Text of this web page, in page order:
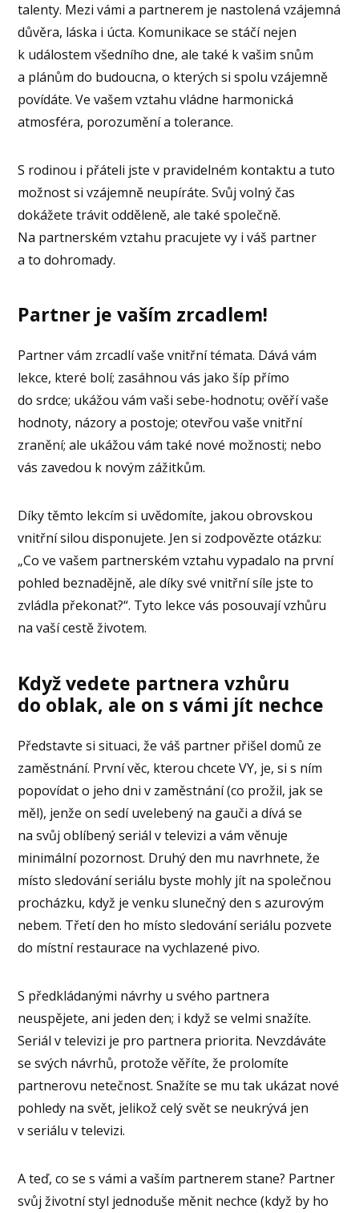
talenty. Mezi vámi a partnerem je nastolená vzájemná
důvěra, láska i úcta. Komunikace se stáčí nejen
k událostem všedního dne, ale také k vašim snům
a plánům do budoucna, o kterých si spolu vzájemně
povídáte. Ve vašem vztahu vládne harmonická
atmosféra, porozumění a tolerance.
S rodinou i přáteli jste v pravidelném kontaktu a tuto
možnost si vzájemně neupíráte. Svůj volný čas
dokážete trávit odděleně, ale také společně.
Na partnerském vztahu pracujete vy i váš partner
a to dohromady.
Partner je vaším zrcadlem!
Partner vám zrcadlí vaše vnitřní témata. Dává vám
lekce, které bolí; zasáhnou vás jako šíp přímo
do srdce; ukážou vám vaši sebe-hodnotu; ověří vaše
hodnoty, názory a postoje; otevřou vaše vnitřní
zranění; ale ukážou vám také nové možnosti; nebo
vás zavedou k novým zážitkům.
Díky těmto lekcím si uvědomíte, jakou obrovskou
vnitřní silou disponujete. Jen si zodpovězte otázku:
„Co ve vašem partnerském vztahu vypadalo na první
pohled beznadějně, ale díky své vnitřní síle jste to
zvládla překonat?“. Tyto lekce vás posouvají vzhůru
na vaší cestě životem.
Když vedete partnera vzhůru
do oblak, ale on s vámi jít nechce
Představte si situaci, že váš partner přišel domů ze
zaměstnání. První věc, kterou chcete VY, je, si s ním
popovídat o jeho dni v zaměstnání (co prožil, jak se
měl), jenže on sedí uvelebený na gauči a dívá se
na svůj oblíbený seriál v televizi a vám věnuje
minimální pozornost. Druhý den mu navrhnete, že
místo sledování seriálu byste mohly jít na společnou
procházku, když je venku slunečný den s azurovým
nebem. Třetí den ho místo sledování seriálu pozvete
do místní restaurace na vychlazené pivo.
S předkládanými návrhy u svého partnera
neuspějete, ani jeden den; i když se velmi snažíte.
Seriál v televizi je pro partnera priorita. Nevzdáváte
se svých návrhů, protože věříte, že prolomíte
partnerovu netečnost. Snažíte se mu tak ukázat nové
pohledy na svět, jelikož celý svět se neukrývá jen
v seriálu v televizi.
A teď, co se s vámi a vaším partnerem stane? Partner
svůj životní styl jednoduše měnit nechce (když by ho